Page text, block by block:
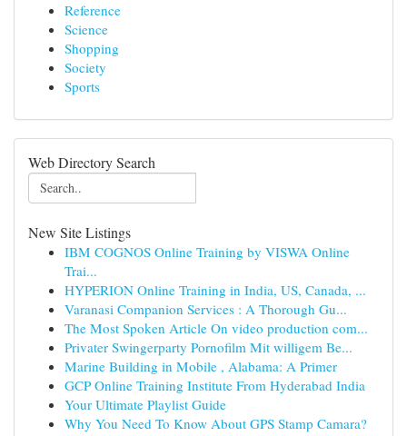
Reference
Science
Shopping
Society
Sports
Web Directory Search
New Site Listings
IBM COGNOS Online Training by VISWA Online
Trai...
HYPERION Online Training in India, US, Canada, ...
Varanasi Companion Services : A Thorough Gu...
The Most Spoken Article On video production com...
Privater Swingerparty Pornofilm Mit willigem Be...
Marine Building in Mobile , Alabama: A Primer
GCP Online Training Institute From Hyderabad India
Your Ultimate Playlist Guide
Why You Need To Know About GPS Stamp Camara?